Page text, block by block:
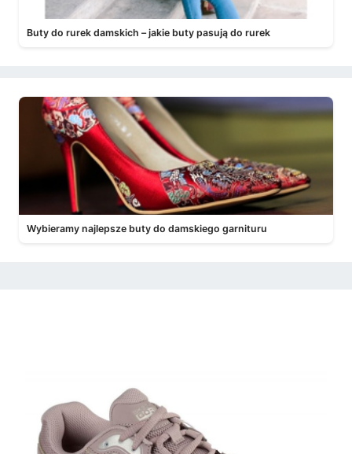
Buty do rurek damskich – jakie buty pasują do rurek
Wybieramy najlepsze buty do damskiego garnituru